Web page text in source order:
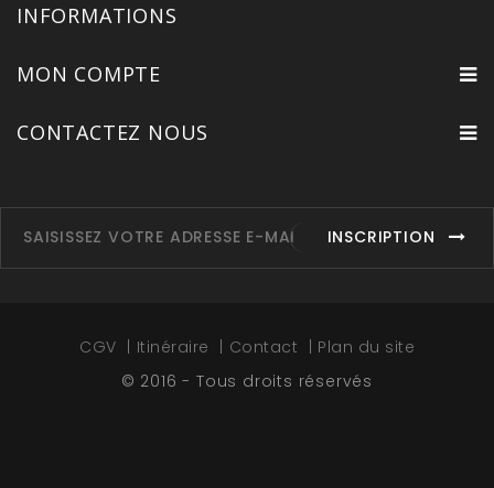
INFORMATIONS
MON COMPTE
CONTACTEZ NOUS
INSCRIPTION
CGV Itinéraire Contact
Plan du site
© 2016 - Tous droits réservés